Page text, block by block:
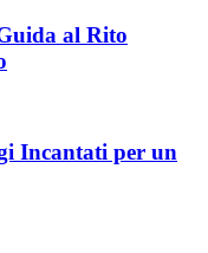
al Rito
Incantati per un